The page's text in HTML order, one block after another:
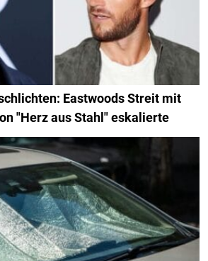
Eastwoods Streit mit
"Herz aus Stahl" eskalierte